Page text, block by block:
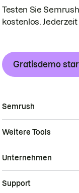
Testen Sie
kostenlos.
Gratisdemo
Semrush
Weitere Tools
Unternehmen
Support